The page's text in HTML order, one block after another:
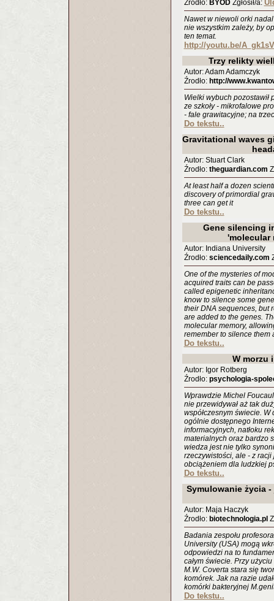
Źrodło: BYODZgłosił/a:
Nawet w niewoli orki
nie wszystkim zależy, by
ten temat.
http://youtu.be/
Trzy relikty
Autor: Adam Adamczyk
Źrodło: http://
Wielki wybuch pozostawił
ze szkoły - mikrofalowe
- fale grawitacyjne; na
Do tekstu..
Gravitational waves
Autor: Stuart Clark
Źrodło: theguardian.com
At least half a dozen
discovery of primordial
three can get it
Do tekstu..
Gene silencing
'molecular
Autor: Indiana University
Źrodło: sciencedaily.com
One of the mysteries of
acquired traits can be
called epigenetic
know to silence some
their DNA sequences, but
are added to the genes.
molecular memory,
remember to silence them
Do tekstu..
W morzu
Autor: Igor Rotberg
Źrodło: psychologia-
Wprawdzie Michel
nie przewidywał aż tak
współczesnym świecie.
ogólnie dostępnego
informacyjnych, natłoku
materialnych oraz bardzo
wiedza jest nie tylko
rzeczywistości, ale - z
obciążeniem dla ludzkiej
Do tekstu..
Symulowanie życia -
Autor: Maja Haczyk
Źrodło: biotechnologia.pl
Badania zespołu
University (USA) mogą
odpowiedzi na to
całym świecie. Przy
M.W. Coverta stara się
komórek. Jak na razie
komórki bakteryjnej
Do tekstu..